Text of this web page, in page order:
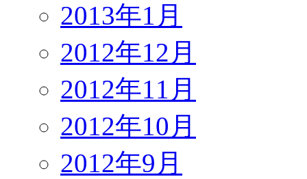
2013年1月
2012年12月
2012年11月
2012年10月
2012年9月